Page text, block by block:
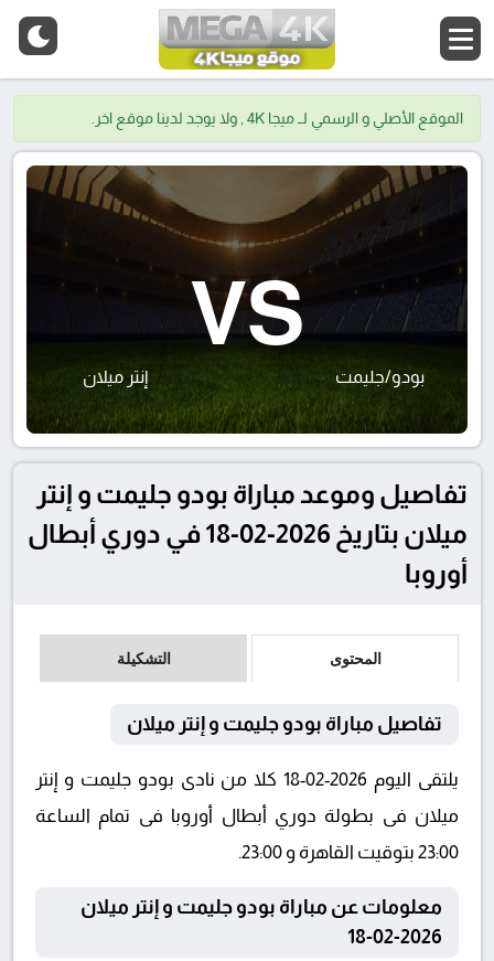
الموقع الأصلي و الرسمي لــ ميجا 4K , ولا يوجد لدينا موقع اخر.
بودو/جليمت
VS
إنتر ميلان
تفاصيل وموعد مباراة بودو جليمت و إنتر
ميلان بتاريخ 2026-02-18 في دوري أبطال
أوروبا
المحتوى التشكيلة
تفاصيل مباراة بودو جليمت و إنتر ميلان
يلتقى اليوم 2026-02-18 كلا من نادى بودو جليمت و إنتر
ميلان فى بطولة دوري أبطال أوروبا فى تمام الساعة
23:00 بتوقيت القاهرة و 23:00.
معلومات عن مباراة بودو جليمت و إنتر ميلان
2026-02-18